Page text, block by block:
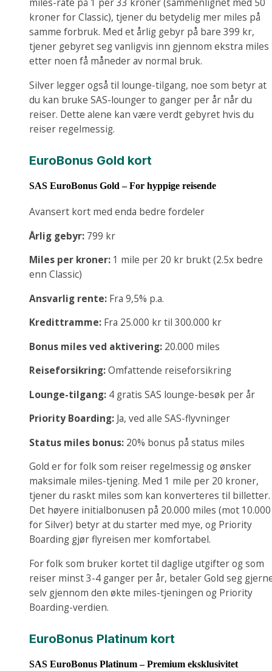
kroner for Classic), tjener du betydelig mer miles på
samme forbruk. Med et årlig gebyr på bare 399 kr,
tjener gebyret seg vanligvis inn gjennom ekstra miles
etter noen få måneder av normal bruk.
Silver legger også til lounge-tilgang, noe som betyr at
du kan bruke SAS-lounger to ganger per år når du
reiser. Dette alene kan være verdt gebyret hvis du
reiser regelmessig.
EuroBonus Gold kort
SAS EuroBonus Gold – For hyppige reisende
Avansert kort med enda bedre fordeler
Årlig gebyr: 799 kr
Miles per kroner: 1 mile per 20 kr brukt (2.5x bedre
enn Classic)
Ansvarlig rente: Fra 9,5% p.a.
Kredittramme: Fra 25.000 kr til 300.000 kr
Bonus miles ved aktivering: 20.000 miles
Reiseforsikring:Omfattende reiseforsikring
Lounge-tilgang: 4 gratis SAS lounge-besøk per år
Priority Boarding: Ja, ved alle SAS-flyvninger
Status miles bonus: 20% bonus på status miles
Gold er for folk som reiser regelmessig og ønsker
maksimale miles-tjening. Med 1 mile per 20 kroner,
tjener du raskt miles som kan konverteres til billetter.
Det høyere initialbonusen på 20.000 miles (mot 10.000
for Silver) betyr at du starter med mye, og Priority
Boarding gjør flyreisen mer komfortabel.
For folk som bruker kortet til daglige utgifter og som
reiser minst 3-4 ganger per år, betaler Gold seg
selv gjennom den økte miles-tjeningen og Priority
Boarding-verdien.
EuroBonus Platinum kort
SAS EuroBonus Platinum – Premium eksklusivitet